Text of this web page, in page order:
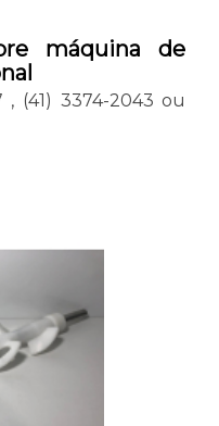
máquina de
, (41) 3374-2043 ou